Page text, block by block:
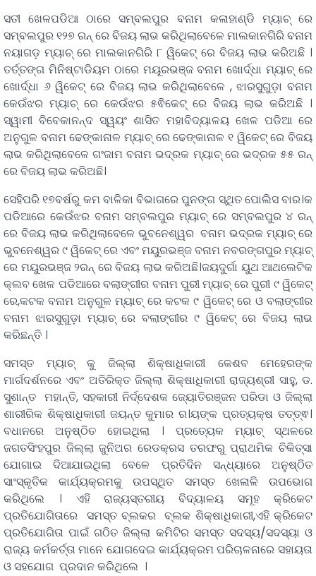
ସତୀ ଖେଳପଡିଆ ଠାରେ ସମ୍ବଲପୁର ବନାମ କଳାହାଣ୍ଡି ମ୍ୟାଚ୍ ରେ
ସମ୍ବଲପୁର ୧୨୭ ରନ୍ ରେ ବିଜୟ ଲାଭ କରିଥିଲାବେଳେ ମାଲକାନଗିରି ବନାମ
ନୟାଗଡ଼ ମ୍ୟାଚ୍ ରେ ମାଲକାନଗିରି ୮ ୱିକେଟ୍ ରେ ବିଜୟ ଲାଭ କରିଅଛି ।
ତର୍ତ୍ତଙ୍ଗ ମିନିଷ୍ଟାଡିୟମ ଠାରେ ମୟୂରଭଞ୍ଜ ବନାମ ଖୋର୍ଦ୍ଧା ମ୍ୟାଚ୍ ରେ
ଖୋର୍ଦ୍ଧା ୬ ୱିକେଟ୍ ରେ ବିଜୟ ଲାଭ କରିଥିଲାବେଳେ , ଝାରସୁଗୁଡ଼ା ବନାମ
କେଉଁଝର ମ୍ୟାଚ୍ ରେ କେଉଁଝର ୫ଵିକେଟ୍ ରେ ବିଜୟ ଲାଭ କରିଅଛି ।
ସ୍ୱାମୀ ବିବେକାନନ୍ଦ ସ୍ୱୟଂ ଶାସିତ ମହାବିଦ୍ୟାଳୟ ଖେଳ ପଡିଆ ରେ
ଅନୁଗୁଳ ବନାମ ଢେଙ୍କାନାଳ ମ୍ୟାଚ୍ ରେ ଢେଙ୍କାନାଳ ୧ ୱିକେଟ୍ ରେ ବିଜୟ
ଲାଭ କରିଥିଲାବେଳେ ଗଂଜାମ ବନାମ ଭଦ୍ରକ ମ୍ୟାଚ୍ ରେ ଭଦ୍ରକ ୫୫ ରନ୍
ରେ ବିଜୟ ଲାଭ କରିଅଛି।
ସେହିପରି ୧୭ବର୍ଷରୁ କମ ବାଳିକା ବିଭାଗରେ ପୁନଙ୍ଗ ସ୍ଥିତ ପୋଲିସ ବାର।କ
ପଡିଆରେ କେଉଁଝର ବନାମ ସମ୍ବଲପୁର ମ୍ୟାଚ୍ ରେ ସମ୍ବଲପୁର ୪ ରନ୍
ରେ ବିଜୟ ଲାଭ କରିଥିଲାବେଳେ ଭୁବନେଶ୍ୱର ବନାମ ଭଦ୍ରକ ମ୍ୟାଚ୍ ରେ
ଭୁବନେଶ୍ୱର ୯ ୱିକେଟ୍ ରେ ଏବଂ ମୟୁରଭଞ୍ଜ ବନାମ ନବରଙ୍ଗପୁର ମ୍ୟାଚ୍
ରେ ମୟୁରଭଞ୍ଜ ୨ରନ୍ ରେ ବିଜୟ ଲାଭ କରିଅଛି।ଜୟଦୁର୍ଗା ୟୁଥ ଆଥଲେଟିକ
କ୍ଲବ ଖେଳ ପଡିଆରେ ବଲାଙ୍ଗୀର ବନାମ ପୁରୀ ମ୍ୟାଚ୍ ରେ ପୁରୀ ୯ ୱିକେଟ୍
ରେ,କଟକ ବନାମ ଅନୁଗୁଳ ମ୍ୟାଚ୍ ରେ କଟକ ୯ ୱିକେଟ୍ ରେ ଓ ବଲାଙ୍ଗୀର
ବନାମ ଝାରସୁଗୁଡ଼ା ମ୍ୟାଚ୍ ରେ ବଲାଙ୍ଗୀର ୯ ୱିକେଟ୍ ରେ ବିଜୟ ଲାଭ
କରିଛନ୍ତି ।
ସମସ୍ତ ମ୍ୟାଚ୍ କୁ ଜିଲ୍ଲା ଶିକ୍ଷାଧିକାରୀ କେଶବ ମେହେରଙ୍କ
ମାର୍ଗଦର୍ଶନରେ ଏବଂ ଅତିରିକ୍ତ ଜିଲ୍ଲା ଶିକ୍ଷାଧିକାରୀ ରାଜ୍ୟଶ୍ରୀ ସାହୁ, ଡ.
ସୁଶାନ୍ତ ମହାନ୍ତି, ସହକାରୀ ନିର୍ଦ୍ଦେଶକ ଜ୍ୟୋତିରଞ୍ଜନ ପରିଡା ଓ ଜିଲ୍ଲା
ଶାରୀରିକ ଶିକ୍ଷାଧିକାରୀ ଜୟନ୍ତ କୁମାର ର।ୟଙ୍କ ପ୍ରତ୍ୟକ୍ଷ ତତ୍ତ୍ଵ।
ବଧାନରେ ଅନୁଷ୍ଠିତ ହୋଇଥିଲା । ପ୍ରତ୍ୟେକ ମ୍ୟାଚ୍ ସ୍ଥଳରେ
ଜଗତସିଂହପୁର ଜିଲ୍ଲା ଜୁନିଅର ରେଡକ୍ରସ ତରଫରୁ ପ୍ରାଥମିକ ଚିକିତ୍ସା
ଯୋଗାଇ ଦିଆଯାଇଥିଲା ବେଳେ ପ୍ରତିଦିନ ସନ୍ଧ୍ୟାରେ ଅନୁଷ୍ଠିତ
ସାଂସ୍କୃତିକ କାର୍ଯ୍ୟକ୍ରମକୁ ଉପସ୍ଥିତ ସମସ୍ତ ଖେଳାଳି ଉପଭୋଗ
କରିଥିଲେ । ଏହି ରାଜ୍ୟସ୍ତରୀୟ ବିଦ୍ୟାଳୟ ସମୂହ କ୍ରିକେଟ
ପ୍ରତିଯୋଗିତାରେ ସମସ୍ତ ବ୍ଲକର ବ୍ଲକ ଶିକ୍ଷାଧିକାରୀ,ଏହି କ୍ରିକେଟ
ପ୍ରତିଯୋଗିତା ପାଇଁ ଗଠିତ ଜିଲ୍ଲା କମିଟିର ସମସ୍ତ ସଦସ୍ୟ/ସଦସ୍ୟା ଓ
ରାଜ୍ୟ କର୍ମକର୍ତ୍ତା ମାନେ ଯୋଗଦେଇ କାର୍ଯ୍ୟକ୍ରମ ପରିଚାଳନାରେ ସହାୟତା
ଓ ସହଯୋଗ ପ୍ରଦାନ କରିଥିଲେ ।